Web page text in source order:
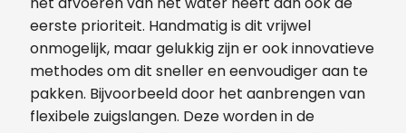
eerste prioriteit. Handmatig is dit vrijwel
onmogelijk, maar gelukkig zijn er ook innovatieve
methodes om dit sneller en eenvoudiger aan te
pakken. Bijvoorbeeld door het aanbrengen van
flexibele zuigslangen. Deze worden in de